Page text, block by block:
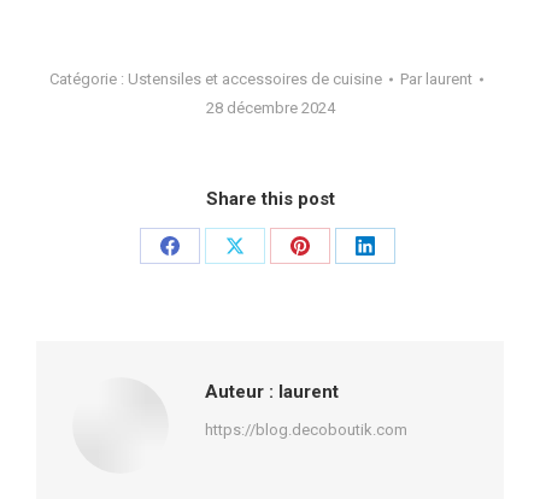
Catégorie : Ustensiles et accessoires de cuisine Par laurent
28 décembre 2024
Share this post
PartagerPartagerPartagerPartager
Auteur : laurent
https://blog.decoboutik.com